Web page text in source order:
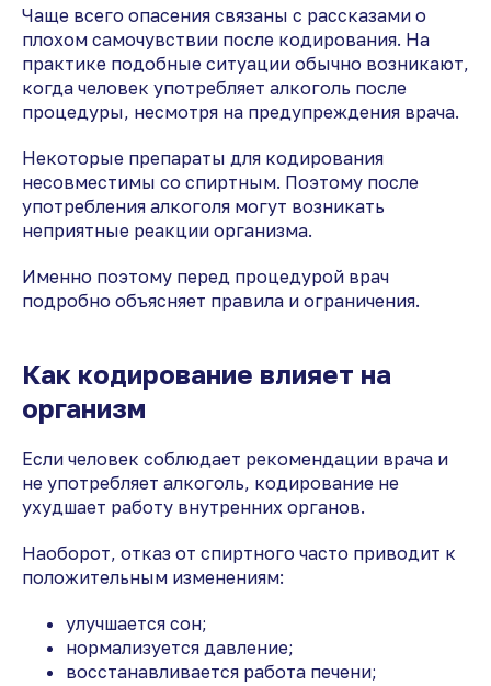
Чаще всего опасения связаны с рассказами о
плохом самочувствии после кодирования. На
практике подобные ситуации обычно возникают,
когда человек употребляет алкоголь после
процедуры, несмотря на предупреждения врача.
Некоторые препараты для кодирования
несовместимы со спиртным. Поэтому после
употребления алкоголя могут возникать
неприятные реакции организма.
Именно поэтому перед процедурой врач
подробно объясняет правила и ограничения.
Как кодирование влияет на
организм
Если человек соблюдает рекомендации врача и
не употребляет алкоголь, кодирование не
ухудшает работу внутренних органов.
Наоборот, отказ от спиртного часто приводит к
положительным изменениям:
улучшается сон;
нормализуется давление;
восстанавливается работа печени;